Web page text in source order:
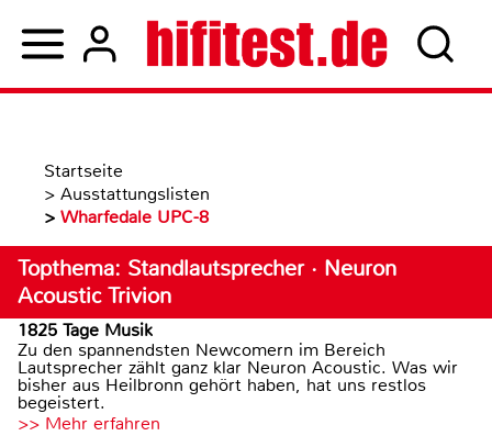
Startseite
> Ausstattungslisten
> Wharfedale UPC-8
Topthema: Standlautsprecher · Neuron
Acoustic Trivion
1825 Tage Musik
Zu den spannendsten Newcomern im Bereich
Lautsprecher zählt ganz klar Neuron Acoustic. Was wir
bisher aus Heilbronn gehört haben, hat uns restlos
begeistert.
>> Mehr erfahren